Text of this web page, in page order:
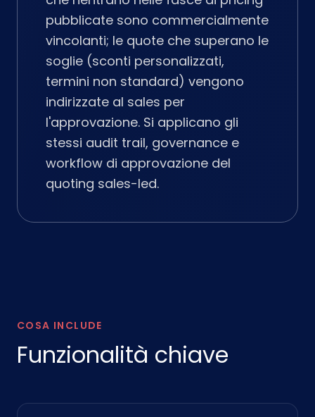
pubblicate sono commercialmente
vincolanti; le quote che superano le
soglie (sconti personalizzati,
termini non standard) vengono
indirizzate al sales per
l'approvazione. Si applicano gli
stessi audit trail, governance e
workflow di approvazione del
quoting sales-led.
COSA INCLUDE
Funzionalità chiave